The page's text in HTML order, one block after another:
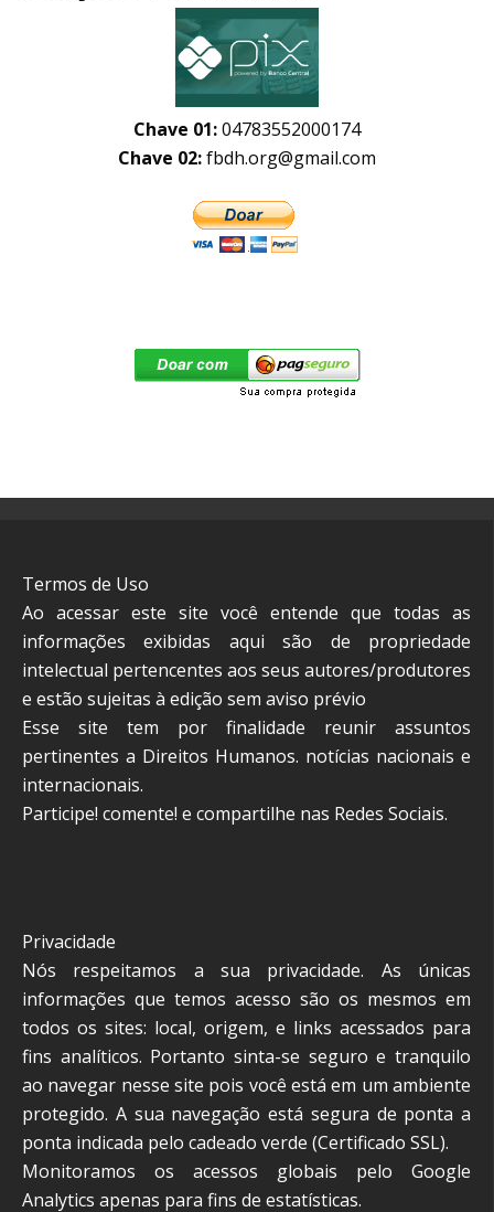
Chave 01:04783552000174
Chave 02:fbdh.org@gmail.com
Termos de Uso
Ao acessar este site você entende que todas as
informações exibidas aqui são de propriedade
intelectual pertencentes aos seus autores/produtores
e estão sujeitas à edição sem aviso prévio
Esse site tem por finalidade reunir assuntos
pertinentes a Direitos Humanos. notícias nacionais e
internacionais.
Participe! comente! e compartilhe nas Redes Sociais.
Privacidade
Nós respeitamos a sua privacidade. As únicas
informações que temos acesso são os mesmos em
todos os sites: local, origem, e links acessados para
fins analíticos. Portanto sinta-se seguro e tranquilo
ao navegar nesse site pois você está em um ambiente
protegido. A sua navegação está segura de ponta a
ponta indicada pelo cadeado verde (Certificado SSL).
Monitoramos os acessos globais pelo Google
Analytics apenas para fins de estatísticas.